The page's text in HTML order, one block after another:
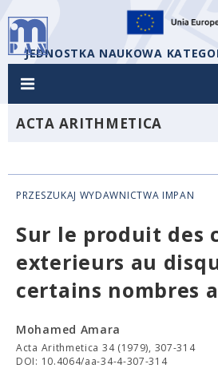
JEDNOSTKA NAUKOWA
ACTA ARITHMETICA
PRZESZUKAJ WYDAWNICTWA IMPAN
Sur le produit des
exterieurs au
certains nombres
Mohamed Amara
Acta Arithmetica 34 (1979), 307-314
DOI: 10.4064/aa-34-4-307-314